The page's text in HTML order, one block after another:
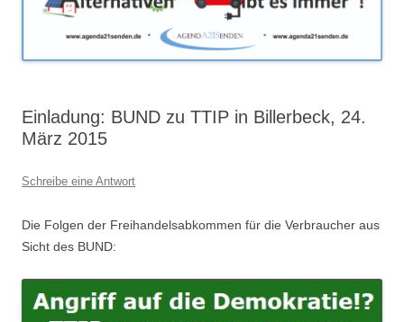
Einladung: BUND zu TTIP in Billerbeck, 24.
März 2015
Schreibe eine Antwort
Die Folgen der Freihandelsabkommen für die Verbraucher aus
Sicht des BUND: